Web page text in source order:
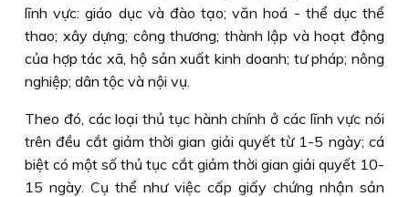
lĩnh vực: giáo dục và đào tạo; văn hoá - thể dục thể
thao; xây dựng; công thương; thành lập và hoạt động
của hợp tác xã, hộ sản xuất kinh doanh; tư pháp; nông
nghiệp; dân tộc và nội vụ.
Theo đó, các loại thủ tục hành chính ở các lĩnh vực nói
trên đều cắt giảm thời gian giải quyết từ 1-5 ngày; cá
biệt có một số thủ tục cắt giảm thời gian giải quyết 10-
15 ngày. Cụ thể như việc cấp giấy chứng nhận sản